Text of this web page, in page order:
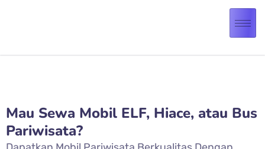
Mau Sewa Mobil ELF, Hiace, atau Bus
Pariwisata?